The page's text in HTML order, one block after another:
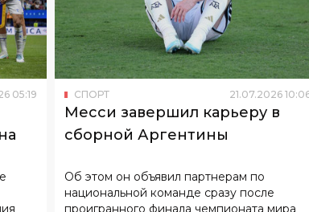
05:19 СПОРТ 21 07. 2026 10:06
Месси завершил карьеру в
сборной Аргентины
Об этом он объявил партнерам по
национальной команде сразу после
проигранного финала чемпионата мира